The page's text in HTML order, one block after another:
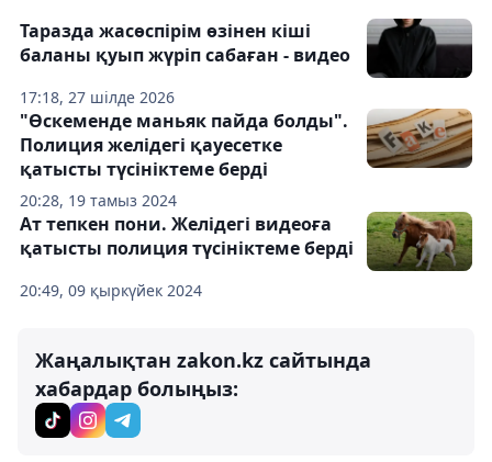
17:18, 27 шілде 2026
Таразда жасөспірім өзінен кіші
баланы қуып жүріп сабаған - видео
20:28, 19 тамыз 2024
"Өскеменде маньяк пайда болды".
Полиция желідегі қауесетке
қатысты түсініктеме берді
20:49, 09 қыркүйек 2024
Ат тепкен пони. Желідегі видеоға
қатысты полиция түсініктеме берді
Жаңалықтан zakon.kz сайтында
хабардар болыңыз: